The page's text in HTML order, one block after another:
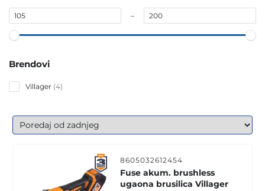
–
Brendovi
Villager 44
8605032612454
Fuse akum. brushless
ugaona brusilica Villager